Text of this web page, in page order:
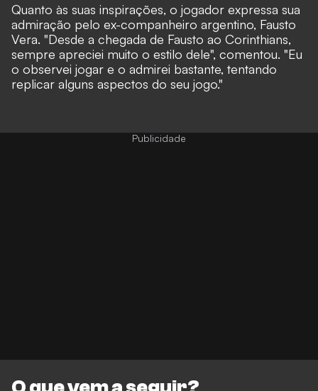
Quanto às suas inspirações, o jogador expressa sua
admiração pelo ex-companheiro argentino, Fausto
Vera. "Desde a chegada de Fausto ao Corinthians,
sempre apreciei muito o estilo dele", comentou. "Eu
o observei jogar e o admirei bastante, tentando
replicar alguns aspectos do seu jogo."